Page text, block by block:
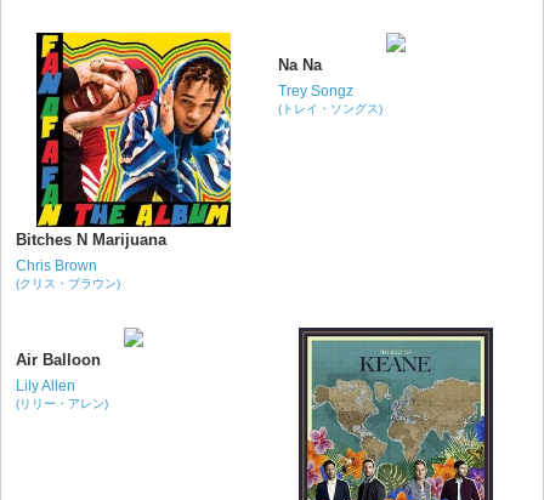
Bitches N Marijuana
Chris Brown
(クリス・ブラウン)
Na Na
Trey Songz
(トレイ・ソングス)
Air Balloon
Lily Allen
(リリー・アレン)